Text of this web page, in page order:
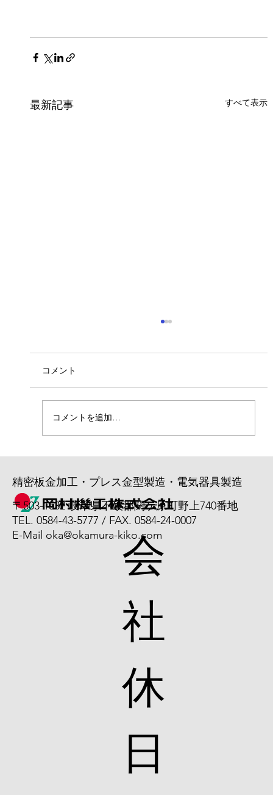
最新記事 すべて表示
7/6より4名のベトナム人実習生が入社しまし
た。 若い力で活躍してくれることを期待しま
コメント
コメントを追加…
精密板金加工・プレス金型製造・電気器具製造
〒503-1532 岐阜県不破郡関ケ原町野上740番地
TEL. 0584-43-5777 / FAX. 0584-24-0007
E-Mail oka@okamura-kiko.com
​
会
社
休
日